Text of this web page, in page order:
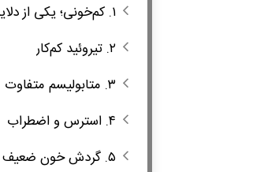
۱. کم‌خونی؛ یکی از دلایل شایع
۲. تیروئید کم‌کار
۳. متابولیسم متفاوت
۴. استرس و اضطراب
۵. گردش خون ضعیف